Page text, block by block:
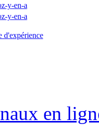
y-en-a
y-en-a
d'expérience
en